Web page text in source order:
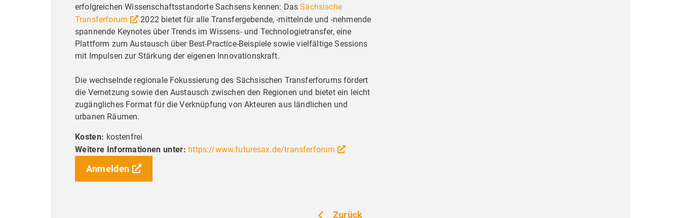
erfolgreichen Wissenschaftsstandorte Sachsens kennen: DasSächsische
Transferforum
2022 bietet für alle Transfergebende, -mittelnde und -nehmende
spannende Keynotes über Trends im Wissens- und Technologietransfer, eine
Plattform zum Austausch über Best-Practice-Beispiele sowie vielfältige Sessions
mit Impulsen zur Stärkung der eigenen Innovationskraft.
Die wechselnde regionale Fokussierung des Sächsischen Transferforums fördert
die Vernetzung sowie den Austausch zwischen den Regionen und bietet ein leicht
zugängliches Format für die Verknüpfung von Akteuren aus ländlichen und
urbanen Räumen.
Kosten: kostenfrei
Weitere Informationen unter: https://www.futuresax.de/transferforum
Anmelden
Zurück
Dienste anzubieten, stetig zu verbessern und Werbung entsprechend der